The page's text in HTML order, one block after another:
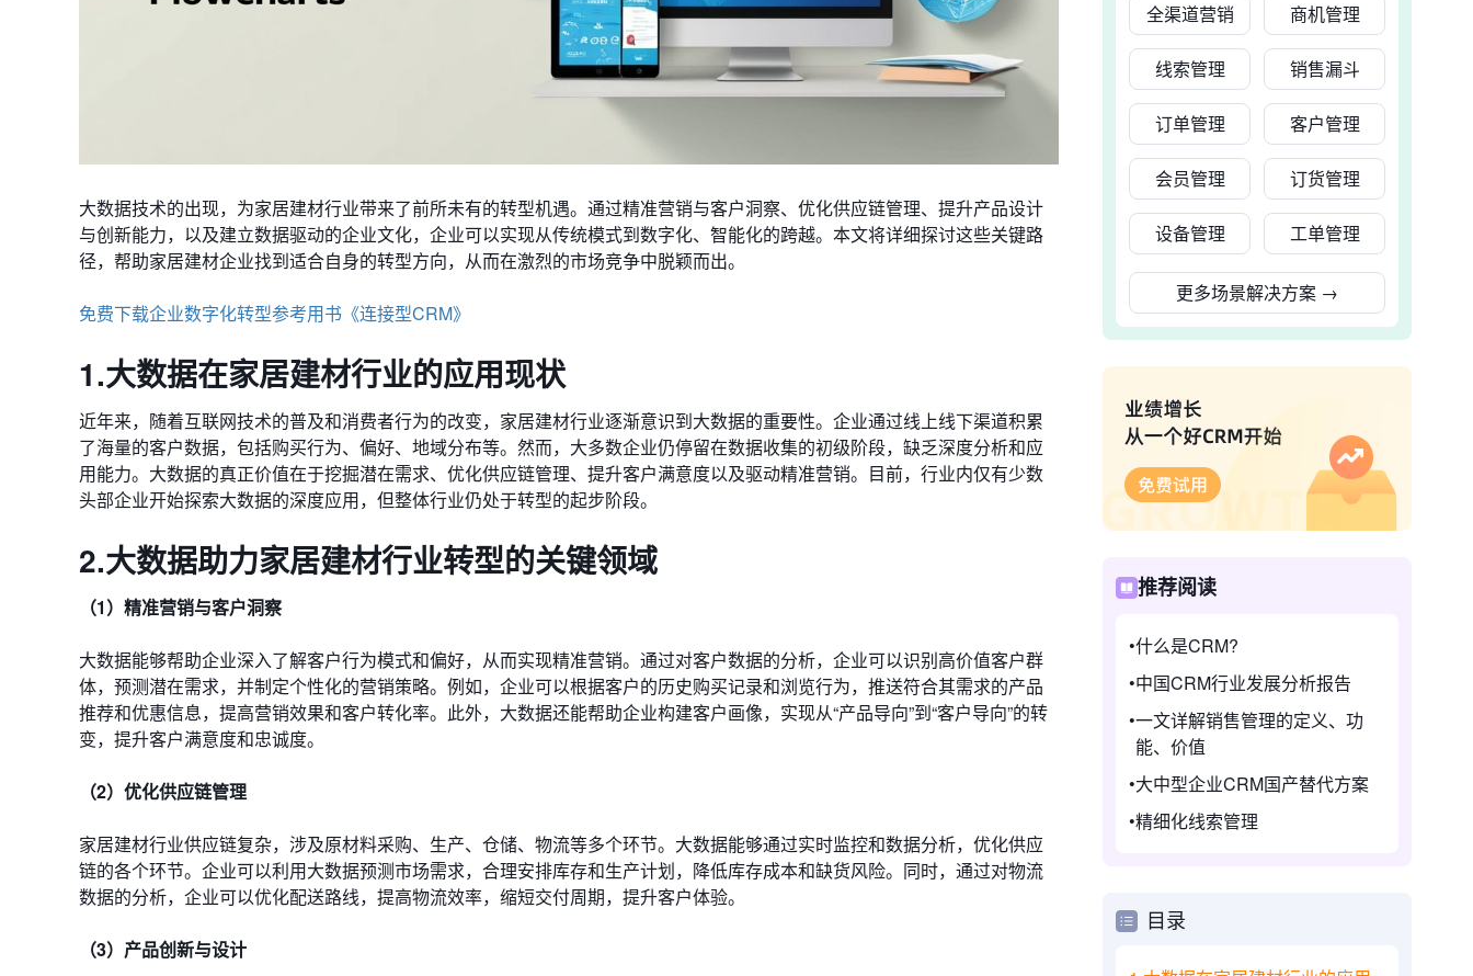
大数据技术的出现，为家居建材行业带来了前所未有的转型机遇。通过精准营销与客户洞察、优化供应链管理、提升产品设计
与创新能力，以及建立数据驱动的企业文化，企业可以实现从传统模式到数字化、智能化的跨越。本文将详细探讨这些关键路
径，帮助家居建材企业找到适合自身的转型方向，从而在激烈的市场竞争中脱颖而出。
免费下载企业数字化转型参考用书《连接型CRM》
1.大数据在家居建材行业的应用现状
近年来，随着互联网技术的普及和消费者行为的改变，家居建材行业逐渐意识到大数据的重要性。企业通过线上线下渠道积累
了海量的客户数据，包括购买行为、偏好、地域分布等。然而，大多数企业仍停留在数据收集的初级阶段，缺乏深度分析和应
用能力。大数据的真正价值在于挖掘潜在需求、优化供应链管理、提升客户满意度以及驱动精准营销。目前，行业内仅有少数
头部企业开始探索大数据的深度应用，但整体行业仍处于转型的起步阶段。
2.大数据助力家居建材行业转型的关键领域
（1）精准营销与客户洞察
大数据能够帮助企业深入了解客户行为模式和偏好，从而实现精准营销。通过对客户数据的分析，企业可以识别高价值客户群
体，预测潜在需求，并制定个性化的营销策略。例如，企业可以根据客户的历史购买记录和浏览行为，推送符合其需求的产品
推荐和优惠信息，提高营销效果和客户转化率。此外，大数据还能帮助企业构建客户画像，实现从“产品导向”到“客户导向”的转
变，提升客户满意度和忠诚度。
（2）优化供应链管理
家居建材行业供应链复杂，涉及原材料采购、生产、仓储、物流等多个环节。大数据能够通过实时监控和数据分析，优化供应
链的各个环节。企业可以利用大数据预测市场需求，合理安排库存和生产计划，降低库存成本和缺货风险。同时，通过对物流
数据的分析，企业可以优化配送路线，提高物流效率，缩短交付周期，提升客户体验。
（3）产品创新与设计
全渠道营销 商机管理
线索管理 销售漏斗
订单管理 客户管理
会员管理 订货管理
设备管理 工单管理
更多场景解决方案 →
推荐阅读
什么是CRM?
中国CRM行业发展分析报告
一文详解销售管理的定义、功
能、价值
大中型企业CRM国产替代方案
精细化线索管理
目录